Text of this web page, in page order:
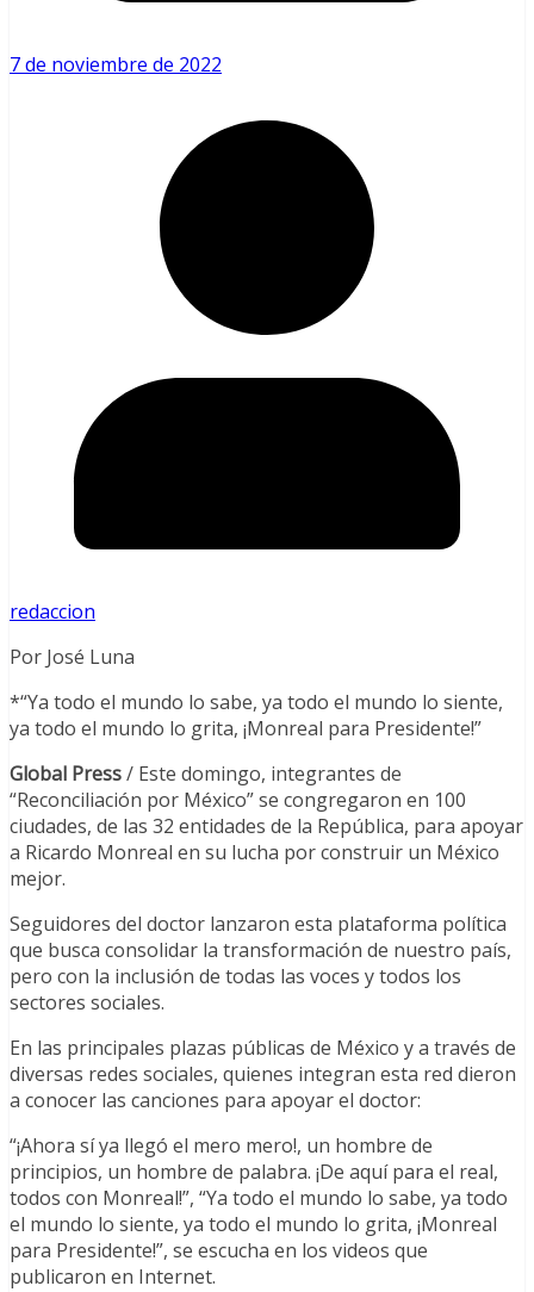
7 de noviembre de 2022
redaccion
Por José Luna
*“Ya todo el mundo lo sabe, ya todo el mundo lo siente,
ya todo el mundo lo grita, ¡Monreal para Presidente!”
Global Press/ Este domingo, integrantes de
“Reconciliación por México” se congregaron en 100
ciudades, de las 32 entidades de la República, para apoyar
a Ricardo Monreal en su lucha por construir un México
mejor.
Seguidores del doctor lanzaron esta plataforma política
que busca consolidar la transformación de nuestro país,
pero con la inclusión de todas las voces y todos los
sectores sociales.
En las principales plazas públicas de México y a través de
diversas redes sociales, quienes integran esta red dieron
a conocer las canciones para apoyar el doctor:
“¡Ahora sí ya llegó el mero mero!, un hombre de
principios, un hombre de palabra. ¡De aquí para el real,
todos con Monreal!”, “Ya todo el mundo lo sabe, ya todo
el mundo lo siente, ya todo el mundo lo grita, ¡Monreal
para Presidente!”, se escucha en los videos que
publicaron en Internet.